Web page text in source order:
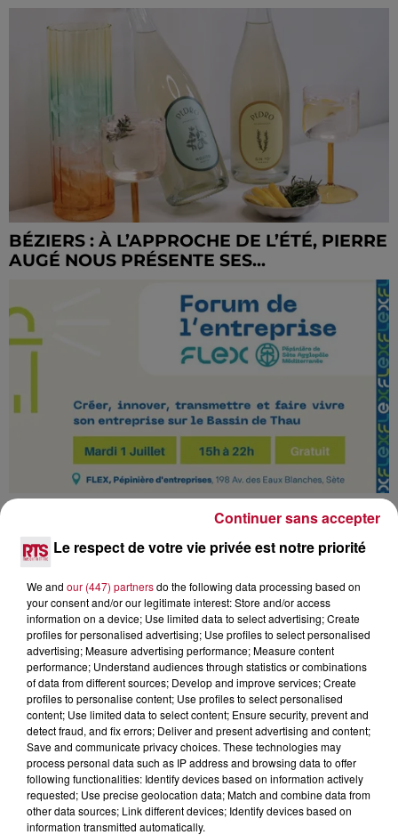
BÉZIERS : À L’APPROCHE DE L’ÉTÉ, PIERRE
AUGÉ NOUS PRÉSENTE SES...
FORUM DE L'ENTREPRISE À SÈTE POUR
MARSEILLAN-PLAGE : UNE STATION
BALNÉAIRE NÉE DES RUINES
Le respect de votre vie privée est notre priorité
We and our (447) partnersdo the following data processing based on
your consent and/or our legitimate interest: Store and/or access
information on a device; Use limited data to select advertising; Create
profiles for personalised advertising; Use profiles to select personalised
advertising; Measure advertising performance; Measure content
performance; Understand audiences through statistics or combinations
of data from different sources; Develop and improve services; Create
profiles to personalise content; Use profiles to select personalised
content; Use limited data to select content; Ensure security, prevent and
detect fraud, and fix errors; Deliver and present advertising and content;
Save and communicate privacy choices. These technologies may
process personal data such as IP address and browsing data to offer
following functionalities: Identify devices based on information actively
requested; Use precise geolocation data; Match and combine data from
other data sources; Link different devices; Identify devices based on
information transmitted automatically.
Continuer sans accepter